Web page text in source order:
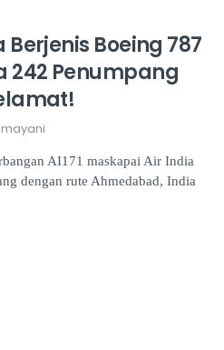
Boeing 787
242 Penumpang
AI171 maskapai Air India
dengan rute Ahmedabad, India